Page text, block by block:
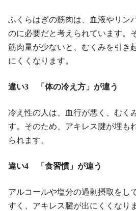
ふくらはぎの筋肉は、血液やリン
のに必要だと考えられています。
筋肉量が少ないと、むくみを引き
にくくなります。
違い3 「体の冷え方」が違う
冷え性の人は、血行が悪く、むく
す。そのため、アキレス腱が埋も
られます。
違い4 「食習慣」が違う
アルコールや塩分の過剰摂取をし
すく、アキレス腱が出にくくなり